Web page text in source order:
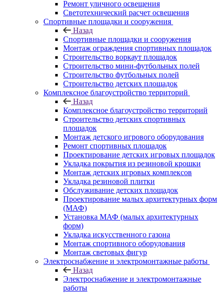
Ремонт уличного освещения
Светотехнический расчет освещения
Спортивные площадки и сооружения
Назад
Спортивные площадки и сооружения
Монтаж ограждения спортивных площадок
Строительство воркаут площадок
Строительство мини-футбольных полей
Строительство футбольных полей
Строительство детских площадок
Комплексное благоустройство территорий
Назад
Комплексное благоустройство территорий
Строительство детских спортивных
площадок
Монтаж детского игрового оборудования
Ремонт спортивных площадок
Проектирование детских игровых площадок
Укладка покрытия из резиновой крошки
Монтаж детских игровых комплексов
Укладка резиновой плитки
Обслуживание детских площадок
Проектирование малых архитектурных форм
(МАФ)
Установка МАФ (малых архитектурных
форм)
Укладка искусственного газона
Монтаж спортивного оборудования
Монтаж световых фигур
Электроснабжение и электромонтажные работы
Назад
Электроснабжение и электромонтажные
работы